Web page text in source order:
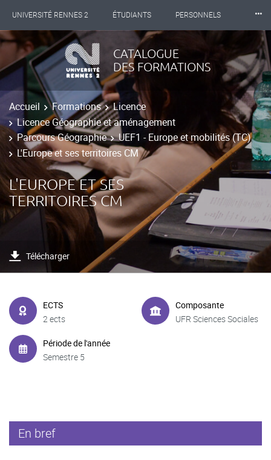
UNIVERSITÉ RENNES 2 ÉTUDIANTS PERSONNELS
INTERNATIONAL PROFESSIONNELS BIBLIOTHÈQUES
LES NOUVELLES DE RENNES 2
⸱⸱⸱
CATALOGUE
DES FORMATIONS
Accueil Formations
Licence
Licence Géographie et aménagement
Parcours Géographie
UEF1 - Europe et mobilités (TC)
L'Europe et ses territoires CM
L'EUROPE ET SES
TERRITOIRES CM
Télécharger
ECTS
2 ects
Composante
UFR Sciences Sociales
Période de l'année
Semestre 5
En bref